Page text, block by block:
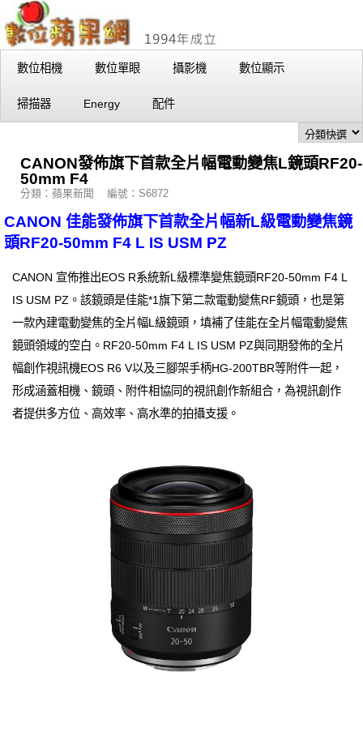
數位相機 數位單眼 攝影機 數位顯示
掃描器 Energy 配件
CANON發佈旗下首款全片幅電動變焦L鏡頭RF20-
50mm F4
分類：蘋果新聞 編號：S6872
CANON 佳能發佈旗下首款全片幅新L級電動變焦鏡
頭RF20-50mm F4 L IS USM PZ
CANON 宣佈推出EOS R系統新L級標準變焦鏡頭RF20-50mm F4 L
IS USM PZ。該鏡頭是佳能*1旗下第二款電動變焦RF鏡頭，也是第
一款內建電動變焦的全片幅L級鏡頭，填補了佳能在全片幅電動變焦
鏡頭領域的空白。RF20-50mm F4 L IS USM PZ與同期發佈的全片
幅創作視訊機EOS R6 V以及三腳架手柄HG-200TBR等附件一起，
形成涵蓋相機、鏡頭、附件相協同的視訊創作新組合，為視訊創作
者提供多方位、高效率、高水準的拍攝支援。